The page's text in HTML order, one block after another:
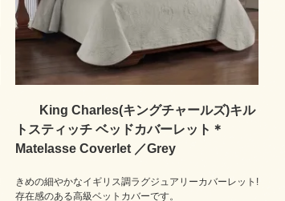
King Charles(キングチャールズ)キル
トスティッチ ベッドカバーレット＊
Matelasse Coverlet ／Grey
きめの細やかなイギリス調ラグジュアリーカバーレット!
存在感のある高級ベットカバーです。